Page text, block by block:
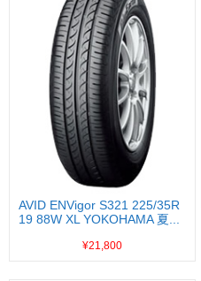
AVID ENVigor S321 225/35R
19 88W XL YOKOHAMA 夏...
¥21,800